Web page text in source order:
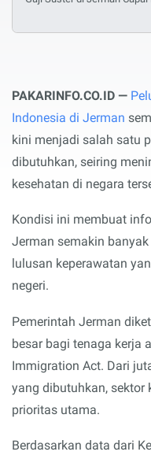
PAKARINFO.CO.ID —
Indonesia di Jerman
kini menjadi salah satu
dibutuhkan, seiring
kesehatan di negara
Kondisi ini membuat
Jerman semakin
lulusan keperawatan
negeri.
Pemerintah Jerman
besar bagi tenaga kerja
Immigration Act. Dari
yang dibutuhkan, sektor
prioritas utama.
Berdasarkan data dari